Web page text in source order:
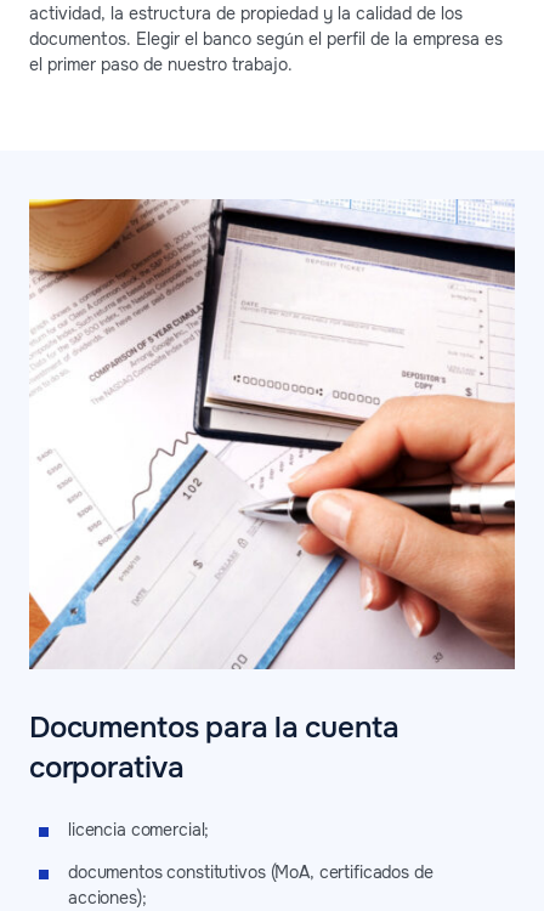
actividad, la estructura de propiedad y la calidad de los
documentos. Elegir el banco según el perfil de la empresa es
el primer paso de nuestro trabajo.
Documentos para la cuenta
corporativa
licencia comercial;
documentos constitutivos (MoA, certificados de
acciones);